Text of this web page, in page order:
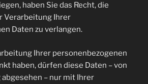
haben Sie das Recht, die
Verarbeitung Ihrer
Daten zu verlangen.
Ihrer personenbezogenen
haben, dürfen diese Daten – von
– nur mit Ihrer